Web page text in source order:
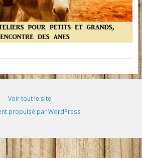
Voir tout le site
propulsé par WordPress